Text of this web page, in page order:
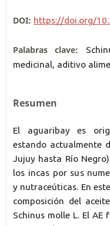
DOI: https://doi.org/
Palabras clave:
medicinal, aditivo
Resumen
El aguaribay es
estando actualmente
Jujuy hasta Río
los incas por sus
y nutraceúticas. En
composición del
Schinus molle L. El